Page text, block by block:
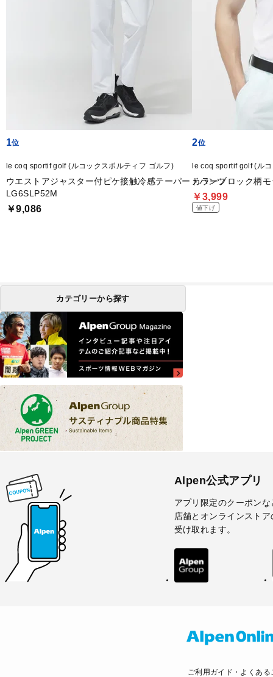
1
le coq sportif golf (ルコックスポルティフ ゴルフ)
ウエストアジャスター付ピケ接触冷感テーパードパンツ
LG6SLP52M
￥9,086
2
le coq sportif golf (ル
カラーブロック柄
￥3,999
値下げ
カテゴリーから探す
Alpen公式アプリ
アプリ限定のクーポンな
店舗とオンラインスト
受け取れます。
ご利用ガイド・よくある